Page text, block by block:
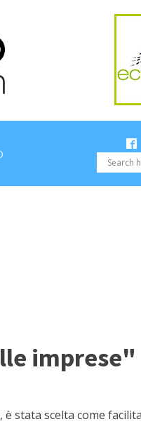
imprese"
è stata scelta come